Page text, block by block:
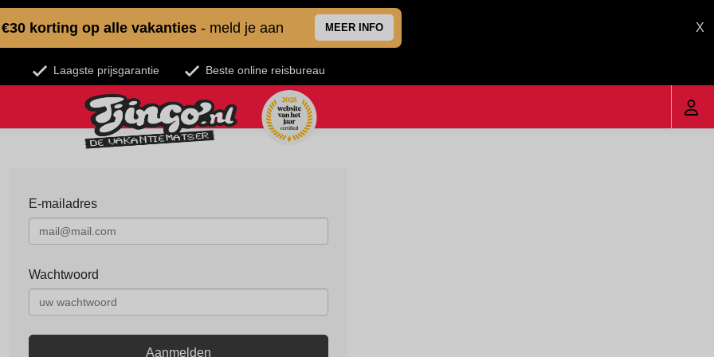
€30 korting op alle vakanties - meld je aan MEER INFO X
Laagste prijsgarantie Beste online reisbureau
E-mailadres
Wachtwoord
Aanmelden